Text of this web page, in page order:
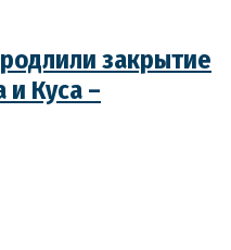
закрытие
и Куса –